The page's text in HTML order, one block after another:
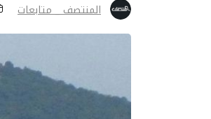
المنتصف _ متابعات